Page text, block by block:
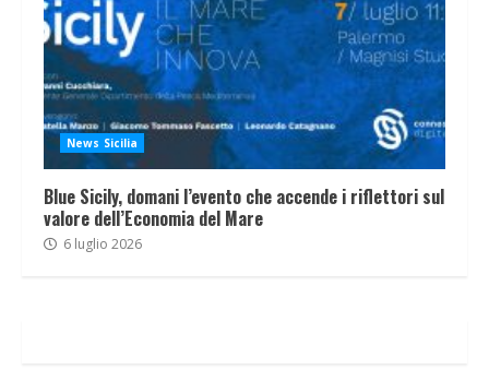
News Sicilia
Blue Sicily, domani l’evento che accende i riflettori sul
valore dell’Economia del Mare
6 luglio 2026